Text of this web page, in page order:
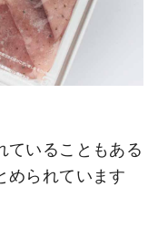
ていることもある
められています